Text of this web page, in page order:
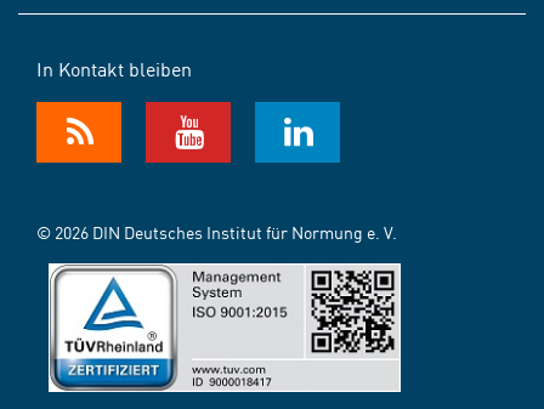
In Kontakt bleiben
© 2026 DIN Deutsches Institut für Normung e. V.